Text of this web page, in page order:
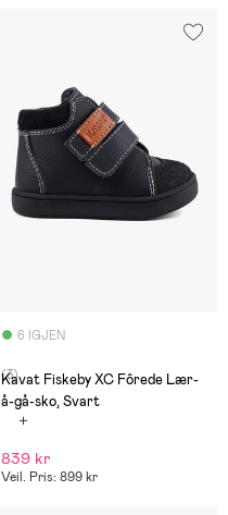
6 IGJEN
(3)
Kavat Fiskeby XC Fôrede Lær-
å-gå-sko, Svart
839 kr
Veil. Pris: 899 kr